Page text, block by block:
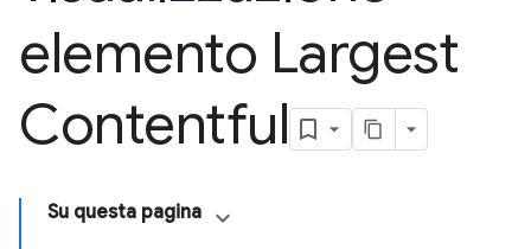
elemento Largest
Contentful
Su questa pagina